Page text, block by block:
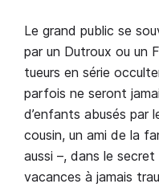
Le grand public se
par un Dutroux ou un
tueurs en série
parfois ne seront
d’enfants abusés par
cousin, un ami de la
aussi –, dans le
vacances à jamais